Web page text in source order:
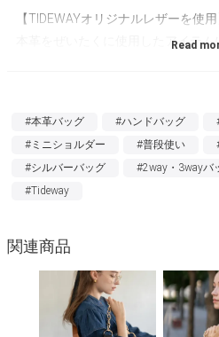
【TIDEWAYオリジナルレザーを使用
本革をぜいたくに使用したアイテ
【都会的なモード感】
存在感のあるボックス型のデザイ
（裏側）は敢えて染めず、切り口
【直感で開くシンプル構造】
開口部は、マグネットがついた蓋
箱を開けるかのように開閉できる
物がスムーズに取り出せます。
#本革バッグ #ハンドバッグ
#ミニショルダー
#普段使い
#シルバーバッグ
#2way・3wayバ
#Tideway
関連商品